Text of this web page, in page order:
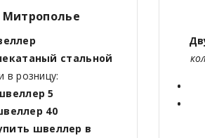
стальной
в розницу:
5
40
швеллер в